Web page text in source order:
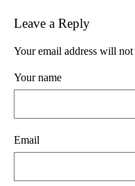
Leave a Reply
Your email address will not
Your name
Email